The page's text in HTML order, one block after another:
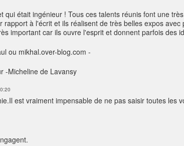
qui était ingénieur ! Tous ces talents réunis font une
rapport à l'écrit et ils réalisent de très belles expos
important car ils ouvre l'esprit et donnent parfois des
ou mikhal.over-blog.com -
Micheline de Lavansy
est vraiment impensable de ne pas saisir toutes les